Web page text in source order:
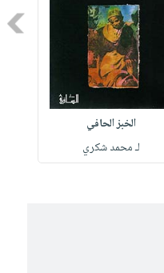
الخبز الحافي
لـ محمد شكري